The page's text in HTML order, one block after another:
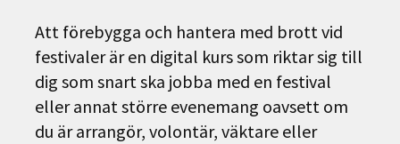
Att förebygga och hantera med brott vid
festivaler är en digital kurs som riktar sig till
dig som snart ska jobba med en festival
eller annat större evenemang oavsett om
du är arrangör, volontär, väktare eller